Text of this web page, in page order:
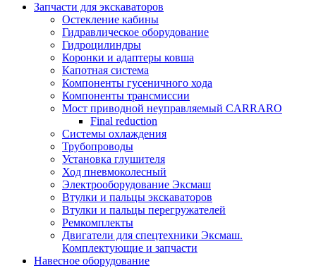
Запчасти для экскаваторов
Остекление кабины
Гидравлическое оборудование
Гидроцилиндры
Коронки и адаптеры ковша
Капотная система
Компоненты гусеничного хода
Компоненты трансмиссии
Мост приводной неуправляемый CARRARO
Final reduction
Системы охлаждения
Трубопроводы
Установка глушителя
Ход пневмоколесный
Электрооборудование Эксмаш
Втулки и пальцы экскаваторов
Втулки и пальцы перегружателей
Ремкомплекты
Двигатели для спецтехники Эксмаш.
Комплектующие и запчасти
Навесное оборудование